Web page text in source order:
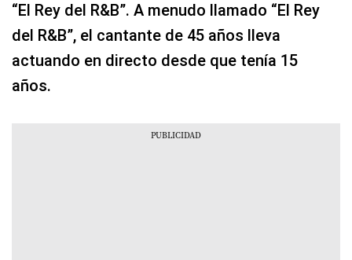
“El Rey del R&B”. A menudo llamado “El Rey
del R&B”, el cantante de 45 años lleva
actuando en directo desde que tenía 15
años.